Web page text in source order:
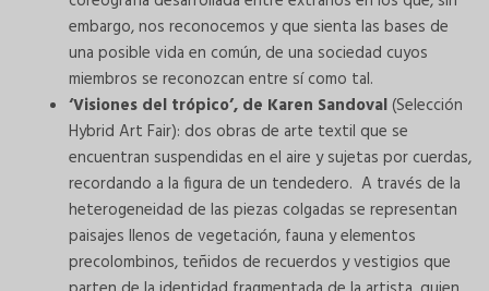
embargo, nos reconocemos y que sienta las bases de
una posible vida en común, de una sociedad cuyos
miembros se reconozcan entre sí como tal.
‘Visiones del trópico’, de Karen Sandoval(Selección
Hybrid Art Fair): dos obras de arte textil que se
encuentran suspendidas en el aire y sujetas por cuerdas,
recordando a la figura de un tendedero. ​ A través de la
heterogeneidad de las piezas colgadas se representan
paisajes llenos de vegetación, fauna y elementos
precolombinos, teñidos de recuerdos y vestigios que